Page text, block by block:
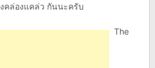
คล่องแคล่ว กันนะครับ
The